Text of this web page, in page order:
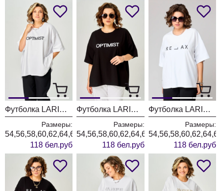
Футболка LARINI 086 белый optimist
Размеры:
54,56,58,60,62,64,66
118 бел.руб
Футболка LARINI 086 черный optimist
Размеры:
54,56,58,60,62,64,66
118 бел.руб
Футболка LARINI 084 белый relax
Размеры:
118 бел.руб